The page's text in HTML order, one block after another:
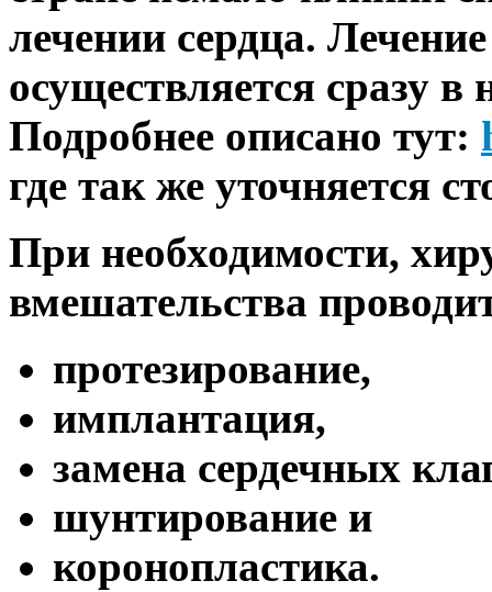
лечении сердца.
осуществляется сразу в
Подробнее описано тут:
где так же уточняется
При необходимости,
вмешательства
протезирование,
имплантация,
замена сердечных
шунтирование и
коронопластика.